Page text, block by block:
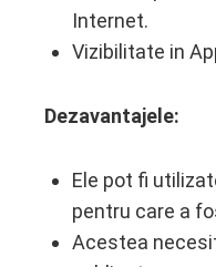
Internet.
Vizibilitate in
Dezavantajele:
Ele pot fi
pentru care a
Acestea